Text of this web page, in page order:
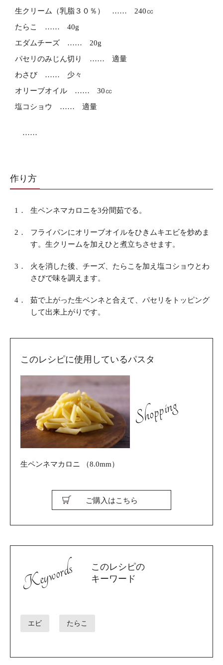
生クリーム（乳脂３０％）
240㏄
たらこ
40g
エダムチーズ
20g
パセリのみじん切り
適量
わさび
少々
オリーブオイル
30㏄
塩コショウ
適量
作り方
1． 生ペンネマカロニを3分間茹でる。
2．
フライパンにオリーブオイルをひきムキエビを炒めま
す。生クリームを加えひと煮立ちさせます。
3．
火を消した後、チーズ、たらこを加え塩コショウとわ
さびで味を調えます。
4．
茹で上がった生ベンネと合えて、パセリをトッピング
して出来上がりです。
このレシピに使用しているパスタ
Shopping
生ペンネマカロニ （8.0mm）
ご購入はこちら
Keywords
このレシピの
キーワード
エビ たらこ